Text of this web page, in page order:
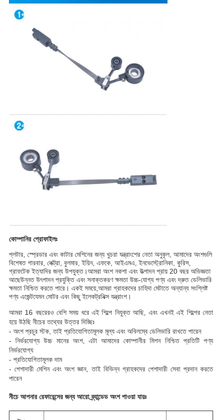
কোম্পানির প্রোফাইলঃ
প্লটার, স্প্রেডার এবং কাটার মেশিনের জন্য খুচরা যন্ত্রাংশের নেতা অনুকূল, আমাদের অংশগুলি
বিশেষত গারবার, লেক্ট্রা, বুলমার, ইয়িন, এফকে, আইএমএ, ইনভেস্ট্রোনিকা, কুরিস,
গ্রাফটেক ইত্যাদির জন্য উপযুক্ত।আমরা অংশ নকশা এবং উত্পাদন প্রায় 20 বছর অভিজ্ঞতা
আছেউন্নত উৎপাদন প্রযুক্তি এবং সনাক্তকরণ ক্ষমতা উচ্চ-যোগ্য পণ্য এবং দ্রুত ডেলিভারি
ক্ষমতা নিশ্চিত করতে পারে। একই সময়ে,আমরা গ্রাহকদের চাহিদা মেটাতে অন্যান্য সংশ্লিষ্ট
পণ্য এজেন্টযেমন মোটর এবং কিছু ইলেকট্রনিক্স যন্ত্রাংশ।
আমরা 16 বছরেরও বেশি সময় ধরে এই শিল্পে নিযুক্ত আছি, এবং এখনই এই শিল্পের নেতা
হয়ে উঠছি নীচের তথ্যের উত্তর দিচ্ছিঃ
- অংশ প্রচুর স্টক, তাই প্রতিযোগিতামূলক মূল্য এবং অবিলম্বে ডেলিভারি রাখতে পারেন
- নির্ভরযোগ্য উচ্চ মানের অংশ, এটা আমাদের কোম্পানীর মিশন নিশ্চিত প্রতিটি পণ্য
নির্ভরযোগ্য
- প্রতিযোগিতামূলক দাম
- পেশাদারী মেশিন এবং অংশ জ্ঞান, তাই বিভিন্ন গ্রাহকদের পেশাদারী সেবা প্রদান করতে
পারেন
নীচে আপনার রেফারেন্সের জন্য আরো ব্র্যান্ডেড অংশ পাওয়া যায়ঃ